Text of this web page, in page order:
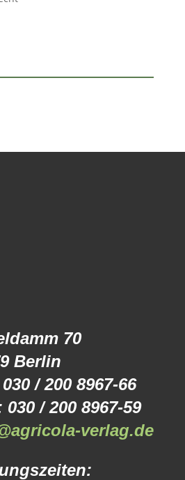
70
Berlin
/ 200 8967-66
030 / 200 8967-59
verlag.de